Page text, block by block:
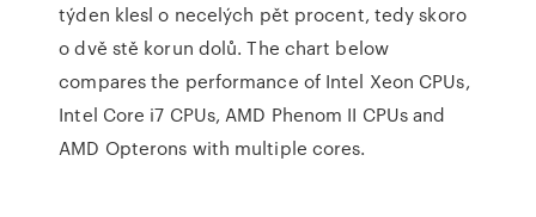
týden klesl o necelých pět procent, tedy skoro
o dvě stě korun dolů. The chart below
compares the performance of Intel Xeon CPUs,
Intel Core i7 CPUs, AMD Phenom II CPUs and
AMD Opterons with multiple cores.